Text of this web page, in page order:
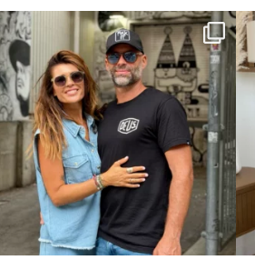
Montréal, une très belle surprise 🇨🇦
J’ai...
450